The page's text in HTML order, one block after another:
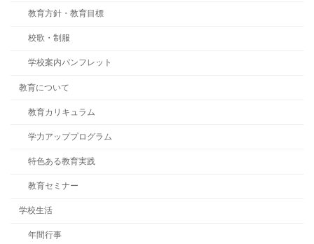
教育方針・教育目標
校歌・制服
学校案内パンフレット
教育について
教育カリキュラム
学力アッププログラム
特色ある教育実践
教育セミナー
学校生活
年間行事